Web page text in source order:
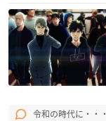
令和の時代に・・・